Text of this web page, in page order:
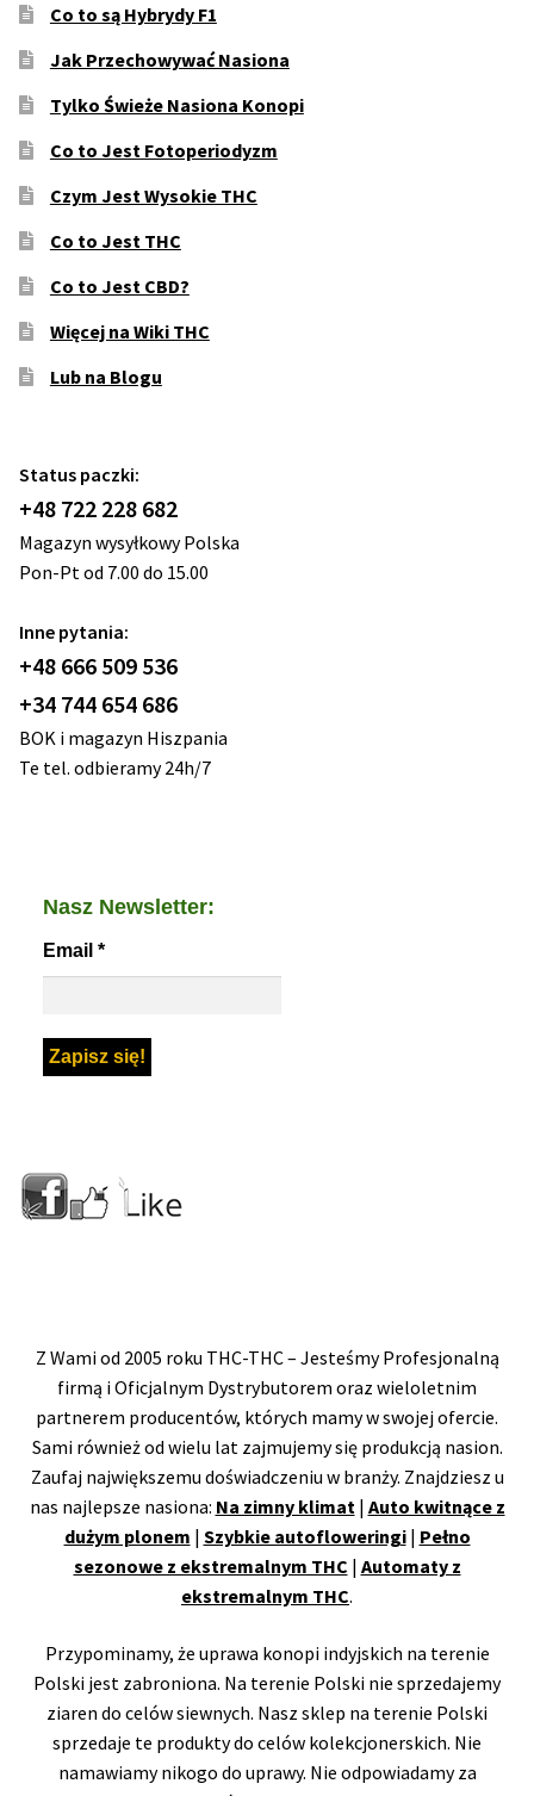
Co to są Hybrydy F1
Jak Przechowywać Nasiona
Tylko Świeże Nasiona Konopi
Co to Jest Fotoperiodyzm
Czym Jest Wysokie THC
Co to Jest THC
Co to Jest CBD?
Więcej na Wiki THC
Lub na Blogu
Status paczki:
+48 722 228 682
Magazyn wysyłkowy Polska
Pon-Pt od 7.00 do 15.00
Inne pytania:
+48 666 509 536
+34 744 654 686
BOK i magazyn Hiszpania
Te tel. odbieramy 24h/7
Nasz Newsletter:
Email *
Z Wami od 2005 roku THC-THC – Jesteśmy Profesjonalną
firmą i Oficjalnym Dystrybutorem oraz wieloletnim
partnerem producentów, których mamy w swojej ofercie.
Sami również od wielu lat zajmujemy się produkcją nasion.
Zaufaj największemu doświadczeniu w branży. Znajdziesz u
nas najlepsze nasiona: Na zimny klimat| Auto kwitnące z
dużym plonem | Szybkie autofloweringi| Pełno
sezonowe z ekstremalnym THC | Automaty z
ekstremalnym THC.
Przypominamy, że uprawa konopi indyjskich na terenie
Polski jest zabroniona. Na terenie Polski nie sprzedajemy
ziaren do celów siewnych. Nasz sklep na terenie Polski
sprzedaje te produkty do celów kolekcjonerskich. Nie
namawiamy nikogo do uprawy. Nie odpowiadamy za